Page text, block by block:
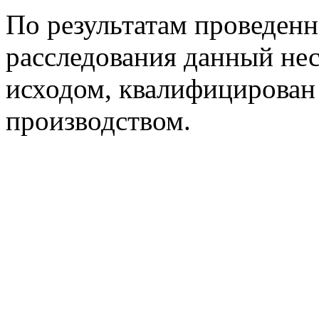
По результатам
расследования данный
исходом,
производством.